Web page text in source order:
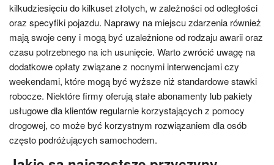
kilkudziesięciu do kilkuset złotych, w zależności od odległości
oraz specyfiki pojazdu. Naprawy na miejscu zdarzenia również
mają swoje ceny i mogą być uzależnione od rodzaju awarii oraz
czasu potrzebnego na ich usunięcie. Warto zwrócić uwagę na
dodatkowe opłaty związane z nocnymi interwencjami czy
weekendami, które mogą być wyższe niż standardowe stawki
robocze. Niektóre firmy oferują stałe abonamenty lub pakiety
usługowe dla klientów regularnie korzystających z pomocy
drogowej, co może być korzystnym rozwiązaniem dla osób
często podróżujących samochodem.